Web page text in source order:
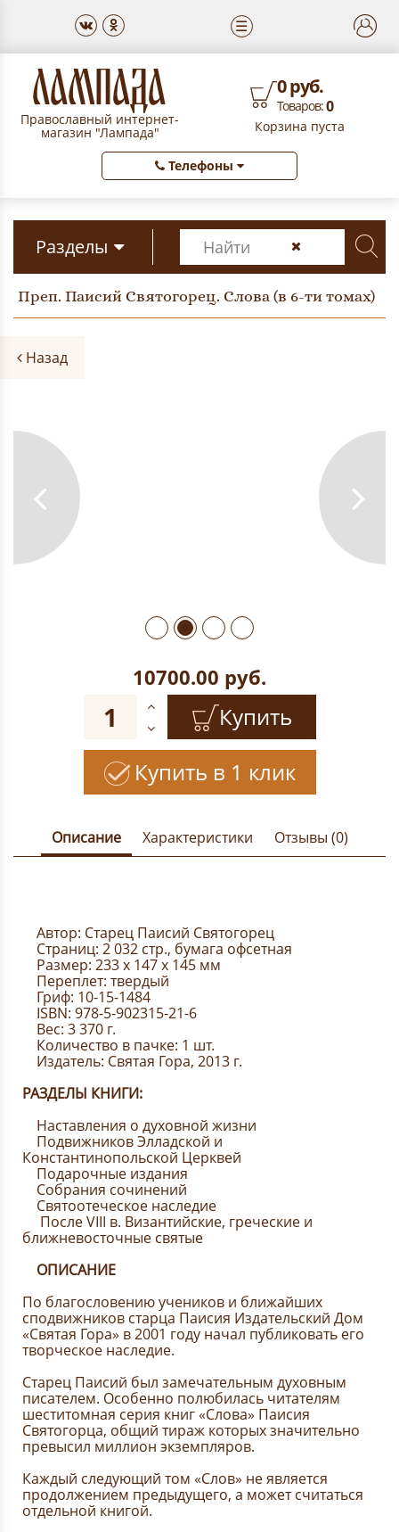
☰
Православный интернет-
магазин "Лампада"
0 руб.
Товаров:0
Корзина пуста
Телефоны
Разделы
Преп. Паисий Святогорец. Слова (в 6-ти томах)
Назад
10700.00 руб.
Купить
Купить в 1 клик
Описание Характеристики Отзывы (0)
Автор: Старец Паисий Святогорец
Страниц: 2 032 стр., бумага офсетная
Размер: 233 х 147 х 145 мм
Переплет: твердый
Гриф: 10-15-1484
ISBN: 978-5-902315-21-6
Вес: 3 370 г.
Количество в пачке: 1 шт.
Издатель: Святая Гора, 2013 г.
РАЗДЕЛЫ КНИГИ:
Наставления о духовной жизни
Подвижников Элладской и
Константинопольской Церквей
Подарочные издания
Собрания сочинений
Святоотеческое наследие
После VIII в. Византийские, греческие и
ближневосточные святые
ОПИСАНИЕ
По благословению учеников и ближайших
сподвижников старца Паисия Издательский Дом
«Святая Гора» в 2001 году начал публиковать его
творческое наследие.
Старец Паисий был замечательным духовным
писателем. Особенно полюбилась читателям
шеститомная серия книг «Слова» Паисия
Святогорца, общий тираж которых значительно
превысил миллион экземпляров.
Каждый следующий том «Слов» не является
продолжением предыдущего, а может считаться
отдельной книгой.